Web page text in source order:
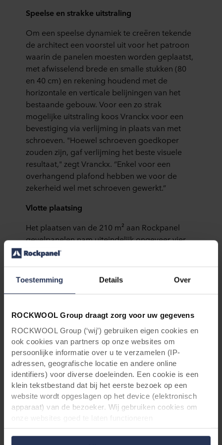
Toestemming Details Over
ROCKWOOL Group draagt zorg voor uw gegevens
ROCKWOOL Group (‘wij’) gebruiken eigen cookies en
ook cookies van partners op onze websites om
persoonlijke informatie over u te verzamelen (IP-
adressen, geografische locatie en andere online
identifiers) voor diverse doeleinden. Een cookie is een
klein tekstbestand dat bij het eerste bezoek op een
website wordt opgeslagen op het device (elektronisch
apparaat) van de bezoeker. Wij gebruiken cookies om
(‘Noodzakelijke’), om uw instellingen te onthouden en uw
gebruikerservaring te verbeteren (‘Functionele’), om uw
Speelse en strakke uitstraling
Om een speelse dynamiek te creëren tekende
de architect een voorstel uit voor het patroon
waarin de panelen moesten worden geplaatst,
met afwisselend brede en smalle stukken (80
en 40 cm) en rekening houdend met de
horizontale en verticale belijningen van het
bestaande gebouw. Voor een zo strak
mogelijke uitstraling koos Vranckx voor een
bevestiging via verlijming in plaats van met
schroeven. "Hoewel schroeven goedkoper
zouden zijn, gaf verlijming het beste visuele
resultaat," zegt Vranckx. “Enkel voor een
overhangend plafond hebben we voor de
zekerheid wel met schroeven gewerkt.”
Vlotte plaatsing
Het plaatsen van de 210 m² aan Rockpanel
gevelpanelen nam uiteindelijk ongeveer vier
weken in beslag. “De panelen werden eerst in
plekke door onze eigen schrijnwerkers
gemonteerd en verlijmd op de achterliggende
houten regelstructuur. Ook die was door
henzelf ingemeten en geplaatst. Deze
werkwijze in combinatie met de grote
oppervlaktes van de panelen heeft ervoor
gezorgd dat het hele proces zeer efficiënt en
gestroomlijnd is verlopen,” besluit Vranckx.